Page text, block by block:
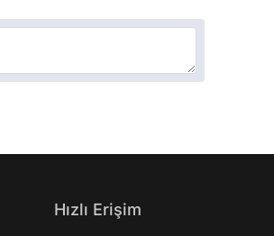
Hızlı Erişim